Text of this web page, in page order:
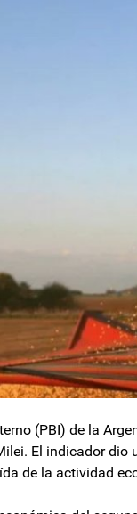
(PBI) de la
El indicador dio
de la actividad